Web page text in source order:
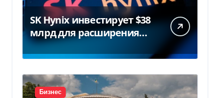
SK Hynix инвестирует $38
млрд для расширения
заводов в Южной Корее
Бизнес